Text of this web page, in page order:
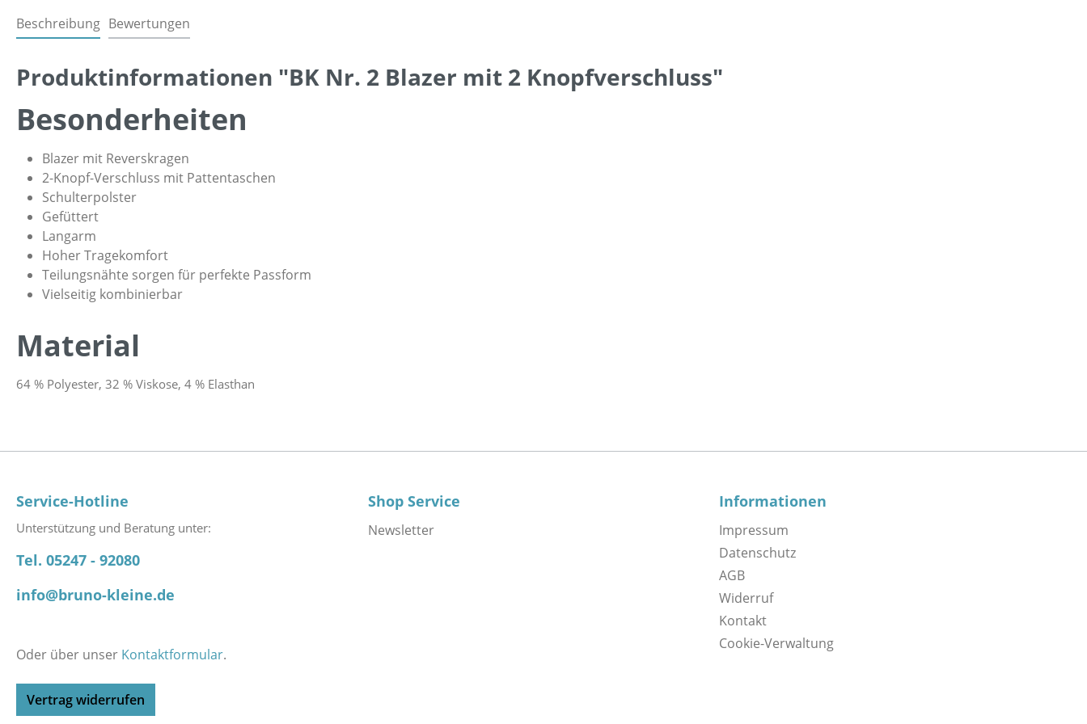
Beschreibung Bewertungen
Produktinformationen "BK Nr. 2 Blazer mit 2 Knopfverschluss"
Besonderheiten
Blazer mit Reverskragen
2-Knopf-Verschluss mit Pattentaschen
Schulterpolster
Gefüttert
Langarm
Hoher Tragekomfort
Teilungsnähte sorgen für perfekte Passform
Vielseitig kombinierbar
Material
64 % Polyester, 32 % Viskose, 4 % Elasthan
Service-Hotline
Unterstützung und Beratung unter:
Tel. 05247 - 92080
info@bruno-kleine.de
Oder über unser Kontaktformular.
Vertrag widerrufen
Shop Service
Newsletter
Informationen
Impressum
Datenschutz
AGB
Widerruf
Kontakt
Cookie-Verwaltung